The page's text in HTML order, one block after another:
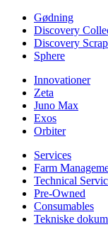
Gødning
Discovery
Discovery
Sphere
Innovationer
Zeta
Juno Max
Exos
Orbiter
Services
Farm
Technical
Pre-Owned
Consumables
Tekniske